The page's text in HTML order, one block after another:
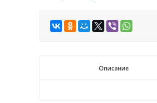
Описание
Описание